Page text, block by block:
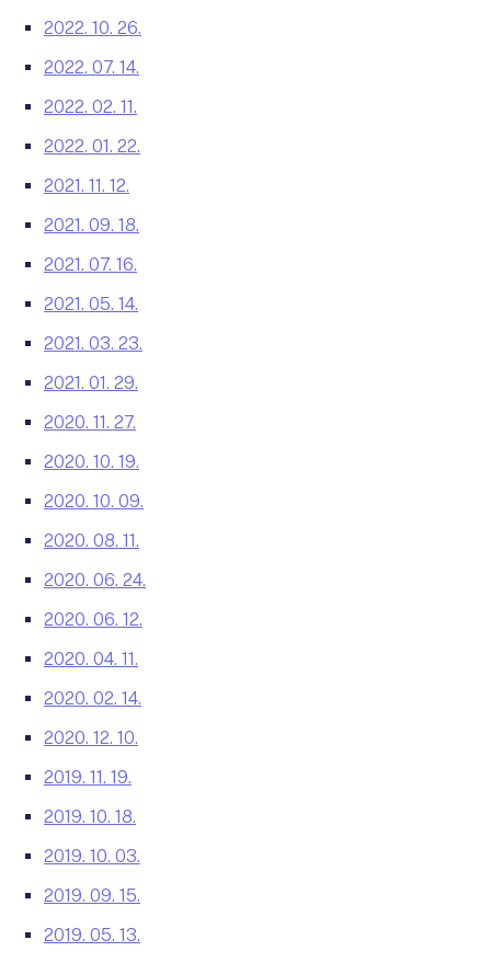
2022. 10. 26.
2022. 07. 14.
2022. 02. 11.
2022. 01. 22.
2021. 11. 12.
2021. 09. 18.
2021. 07. 16.
2021. 05. 14.
2021. 03. 23.
2021. 01. 29.
2020. 11. 27.
2020. 10. 19.
2020. 10. 09.
2020. 08. 11.
2020. 06. 24.
2020. 06. 12.
2020. 04. 11.
2020. 02. 14.
2020. 12. 10.
2019. 11. 19.
2019. 10. 18.
2019. 10. 03.
2019. 09. 15.
2019. 05. 13.